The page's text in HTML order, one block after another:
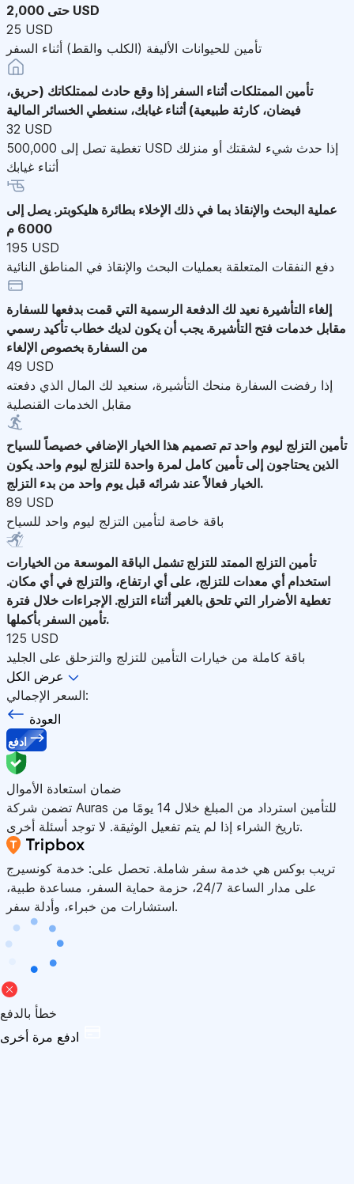
حتى 2,000 USD
25 USD
تأمين للحيوانات الأليفة (الكلب والقط) أثناء السفر
تأمين الممتلكات أثناء السفر إذا وقع حادث لممتلكاتك (حريق،
فيضان، كارثة طبيعية) أثناء غيابك، سنغطي الخسائر المالية
32 USD
تغطية تصل إلى 500,000 USD إذا حدث شيء لشقتك أو منزلك
أثناء غيابك
عملية البحث والإنقاذ بما في ذلك الإخلاء بطائرة هليكوبتر. يصل إلى
6000 م
195 USD
دفع النفقات المتعلقة بعمليات البحث والإنقاذ في المناطق النائية
إلغاء التأشيرة نعيد لك الدفعة الرسمية التي قمت بدفعها للسفارة
مقابل خدمات فتح التأشيرة. يجب أن يكون لديك خطاب تأكيد رسمي
من السفارة بخصوص الإلغاء
49 USD
إذا رفضت السفارة منحك التأشيرة، سنعيد لك المال الذي دفعته
مقابل الخدمات القنصلية
تأمين التزلج ليوم واحد تم تصميم هذا الخيار الإضافي خصيصاً للسياح
الذين يحتاجون إلى تأمين كامل لمرة واحدة للتزلج ليوم واحد. يكون
الخيار فعالاً عند شرائه قبل يوم واحد من بدء التزلج.
89 USD
باقة خاصة لتأمين التزلج ليوم واحد للسياح
تأمين التزلج الممتد للتزلج تشمل الباقة الموسعة من الخيارات
استخدام أي معدات للتزلج، على أي ارتفاع، والتزلج في أي مكان.
تغطية الأضرار التي تلحق بالغير أثناء التزلج. الإجراءات خلال فترة
تأمين السفر بأكملها.
125 USD
باقة كاملة من خيارات التأمين للتزلج والتزحلق على الجليد
عرض الكل
السعر الإجمالي:
العودة
ادفع
ضمان استعادة الأموال
تضمن شركة Auras للتأمين استرداد من المبلغ خلال 14 يومًا من
تاريخ الشراء إذا لم يتم تفعيل الوثيقة. لا توجد أسئلة أخرى.
تريب بوكس هي خدمة سفر شاملة. تحصل على: خدمة كونسيرج
على مدار الساعة 24/7، حزمة حماية السفر، مساعدة طبية،
استشارات من خبراء، وأدلة سفر.
خطأ بالدفع